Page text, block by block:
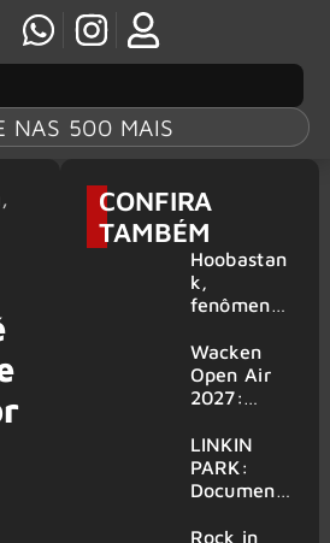
NAS 500 MAIS
,
CONFIRA
TAMBÉM
Hoobastan
k,
fenômeno
rock anos
2000,
volta ao
6 shows
Wacken
Open Air
2027:
amplia
line-up e
já
mais de 50
LINKIN
PARK:
Document
‘Unshatter’
Rock in